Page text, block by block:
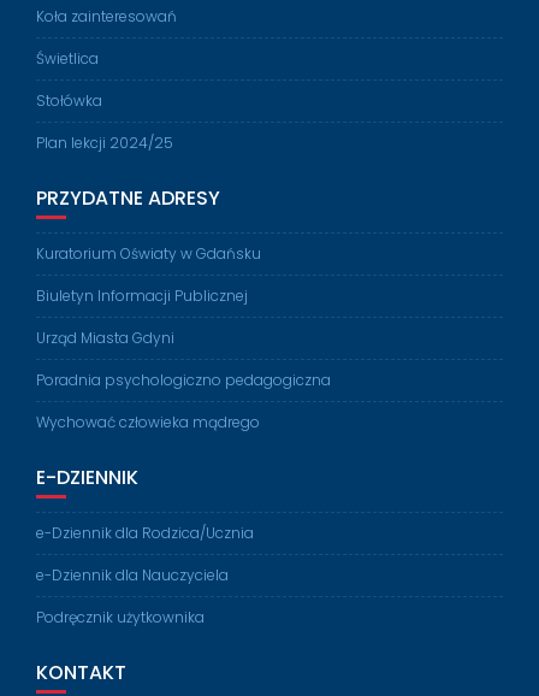
Koła zainteresowań
Świetlica
Stołówka
Plan lekcji 2024/25
PRZYDATNE ADRESY
Kuratorium Oświaty w Gdańsku
Biuletyn Informacji Publicznej
Urząd Miasta Gdyni
Poradnia psychologiczno pedagogiczna
Wychować człowieka mądrego
E-DZIENNIK
e-Dziennik dla Rodzica/Ucznia
e-Dziennik dla Nauczyciela
Podręcznik użytkownika
KONTAKT